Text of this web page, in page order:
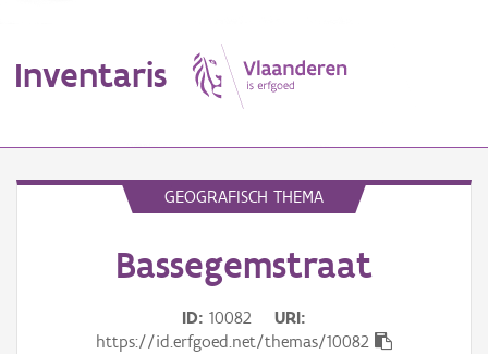
Inventaris
GEOGRAFISCH THEMA
Bassegemstraat
ID 10082
URI
https://id.erfgoed.net/themas/10082